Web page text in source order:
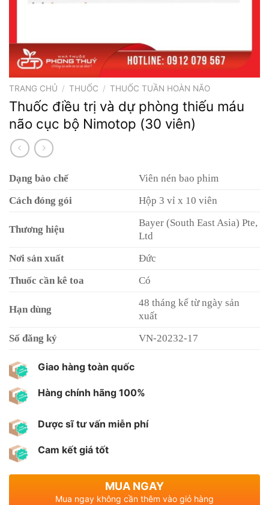
TRANG CHỦ / THUỐC / THUỐC TUẦN HOÀN NÃO
Thuốc điều trị và dự phòng thiếu máu
não cục bộ Nimotop (30 viên)
Dạng bào chế
Viên nén bao phim
Cách đóng gói
Hộp 3 vỉ x 10 viên
Thương hiệu
Bayer (South East Asia) Pte,
Ltd
Nơi sản xuất
Đức
Thuốc cần kê toa
Có
Hạn dùng
48 tháng kể từ ngày sản
xuất
Số đăng ký
VN-20232-17
Giao hàng toàn quốc
Hàng chính hãng 100%
Dược sĩ tư vấn miễn phí
Cam kết giá tốt
MUA NGAY
Mua ngay không cần thêm vào giỏ hàng